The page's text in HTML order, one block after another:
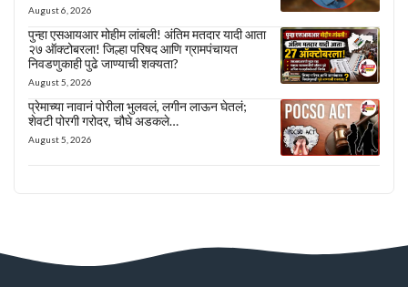
August 6, 2026
पुन्हा एसआयआर मोहीम लांबली! अंतिम मतदार यादी आता
२७ ऑक्टोबरला! जिल्हा परिषद आणि ग्रामपंचायत
निवडणुकाही पुढे जाण्याची शक्यता?
August 5, 2026
प्रेमाच्या नावानं पोरीला भुलवलं, लगीन लाऊन घेतलं;
शेवटी पोरगी गरोदर, चौघे अडकले…
August 5, 2026